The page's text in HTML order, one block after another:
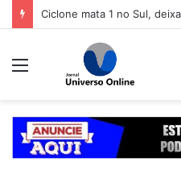
Menu